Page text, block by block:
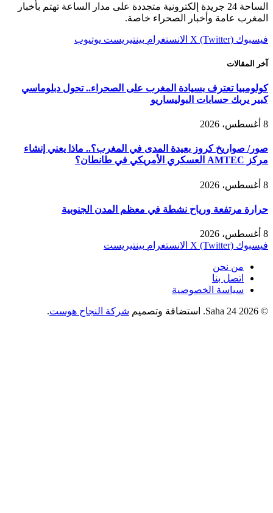
الساحة 24 جريدة إلكترونية متجددة على مدار الساعة تهتم بأخبار
المغرب عامة وأخبار الصحراء خاصة.
فيسبوك X (Twitter) الانستغرام بينتيريست يوتيوب
آخر المقالات
كولومبيا تعترف بسيادة المغرب على الصحراء.. تحول دبلوماسي
كبير يربك حسابات البوليساريو
8 أغسطس، 2026
صور/ صواريخ كروز بعيدة المدى في المغرب؟.. ماذا يعني إنشاء
مركز AMTEC العسكري الأمريكي في طانطان؟
8 أغسطس، 2026
حرارة مرتفعة ورياح نشطة في معظم المدن الجنوبية
8 أغسطس، 2026
فيسبوك X (Twitter) الانستغرام بينتيريست
من نحن
اتصل بنا
سياسة الخصوصية
© 2026 Saha 24. استضافة وتصميم شركة النجاح هوست.